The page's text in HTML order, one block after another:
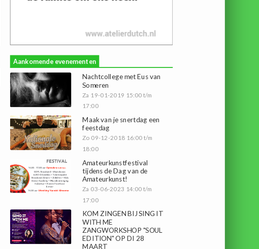
Aankomende evenementen
Nachtcollege met Eus van
Someren
Za 19-01-2019 15:00 t/m
17:00
Maak van je snertdag een
feestdag
Zo 09-12-2018 16:00 t/m
18:00
Amateurkunstfestival
tijdens de Dag van de
Amateurkunst!
Za 03-06-2023 14:00 t/m
17:00
KOM ZINGEN BIJ SING IT
WITH ME
ZANGWORKSHOP "SOUL
EDITION" OP DI 28
MAART